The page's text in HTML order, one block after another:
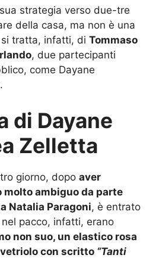
strategia verso due-tre
della casa, ma non è una
tratta, infatti, di Tommaso
, due partecipanti
come Dayane
di Dayane
Zelletta
giorno, dopo aver
molto ambiguo da parte
Natalia Paragoni, è entrato
pacco, infatti, erano
non suo, un elastico rosa
con scritto “Tanti